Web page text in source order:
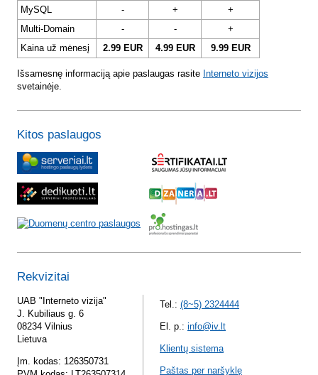
MySQL
- +
+
Multi-Domain
- -
+
Kaina už mėnesį
2.99 EUR 4.99 EUR 9.99 EUR
Išsamesnę informaciją apie paslaugas rasite Interneto vizijos
svetainėje.
Kitos paslaugos
Rekvizitai
UAB "Interneto vizija"
J. Kubiliaus g. 6
08234 Vilnius
Lietuva
Įm. kodas: 126350731
Tel.: (8~5) 2324444
El. p.: info@iv.lt
Klientų sistema
Paštas per naršyklę